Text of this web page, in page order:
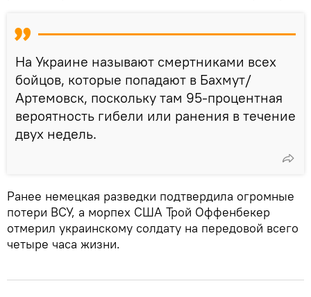
На Украине называют смертниками всех
бойцов, которые попадают в Бахмут/
Артемовск, поскольку там 95-процентная
вероятность гибели или ранения в течение
двух недель.
Ранее немецкая разведки подтвердила огромные
потери ВСУ, а морпех США Трой Оффенбекер
отмерил украинскому солдату на передовой всего
четыре часа жизни.